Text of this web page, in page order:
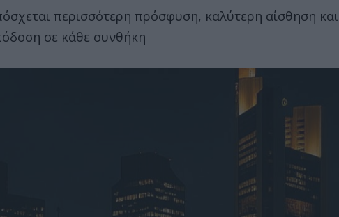
περισσότερη πρόσφυση, καλύτερη αίσθηση και
σε κάθε συνθήκη